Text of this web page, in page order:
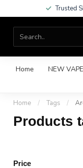
Trusted
Home NEW
Home / Tags /
Products
Price